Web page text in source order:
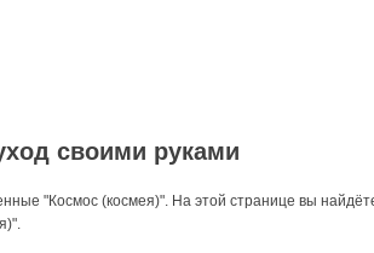
своими руками
"Космос (космея)". На этой странице вы